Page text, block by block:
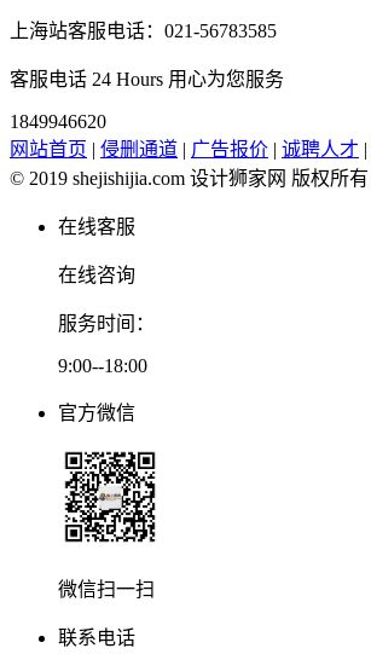
上海站客服电话：021-56783585
客服电话 24 Hours 用心为您服务
1849946620
网站首页 | 侵删通道 | 广告报价 | 诚聘人才 |
© 2019 shejishijia.com 设计狮家网 版权所有
在线客服
在线咨询
服务时间：
9:00--18:00
官方微信
微信扫一扫
联系电话